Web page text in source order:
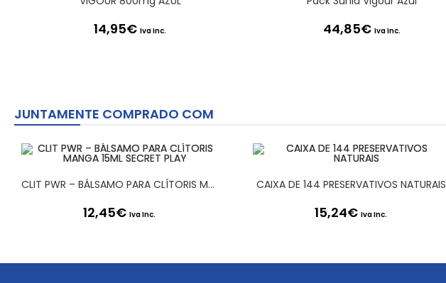
14,95€ Iva Inc. 44,85€ Iva Inc.
JUNTAMENTE COMPRADO COM
CLIT PWR – BÁLSAMO PARA CLÍTORIS MANGA 15ML SECRET PLAY
12,45€ Iva Inc.
CAIXA DE 144 PRESERVATIVOS NATURAIS
15,24€ Iva Inc.